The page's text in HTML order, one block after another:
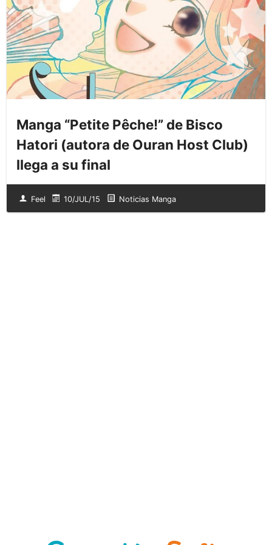
Manga “Petite Pêche!” de Bisco
Hatori (autora de Ouran Host Club)
llega a su final
Feel 10/JUL/15 Noticias Manga